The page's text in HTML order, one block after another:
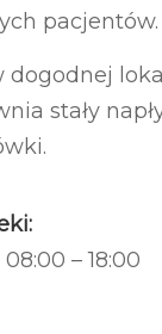
pacjentów.
dogodnej
stały
– 18:00